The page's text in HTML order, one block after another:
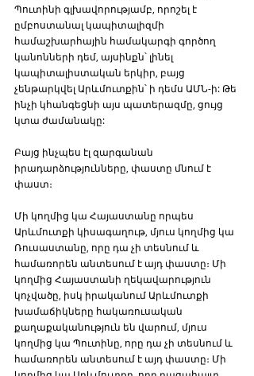
Պուտինի գլխավորությամբ, որոշել է
ըմբոստանալ կապիտալիզմի
համաշխարհային համակարգի գործող
կանոնների դեմ, այսինքն՝ լինել
կապիտալիստական երկիր, բայց
չենթարկվել Արևմուտքին՝ ի դեմս ԱՄՆ-ի: Թե
ինչի կհանգեցնի այս պատերազմը, ցույց
կտա ժամանակը:
Բայց ինչպես էլ զարգանան
իրադարձությունները, փաստը մնում է
փաստ։
Մի կողմից կա Հայաստանը որպես
Արևմուտքի կիսագաղութ, մյուս կողմից կա
Ռուսաստանը, որը դա չի տեսնում և
համառորեն անտեսում է այդ փաստը։ Մի
կողմից Հայաստանի ղեկավարություն
կոչվածը, իսկ իրականում Արևմուտքի
խամաճիկները հակառուսական
քաղաքականություն են վարում, մյուս
կողմից կա Պուտինը, որը դա չի տեսնում և
համառորեն անտեսում է այդ փաստը։ Մի